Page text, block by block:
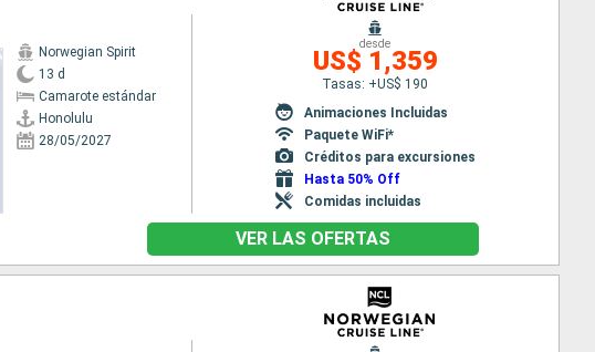
Norwegian Spirit
13 d
Camarote estándar
Honolulu
28/05/2027
desde
US$ 1,359
Tasas: +US$ 190
Animaciones Incluidas
Paquete WiFi*
Créditos para excursiones
Hasta 50% Off
Comidas incluidas
VER LAS OFERTAS